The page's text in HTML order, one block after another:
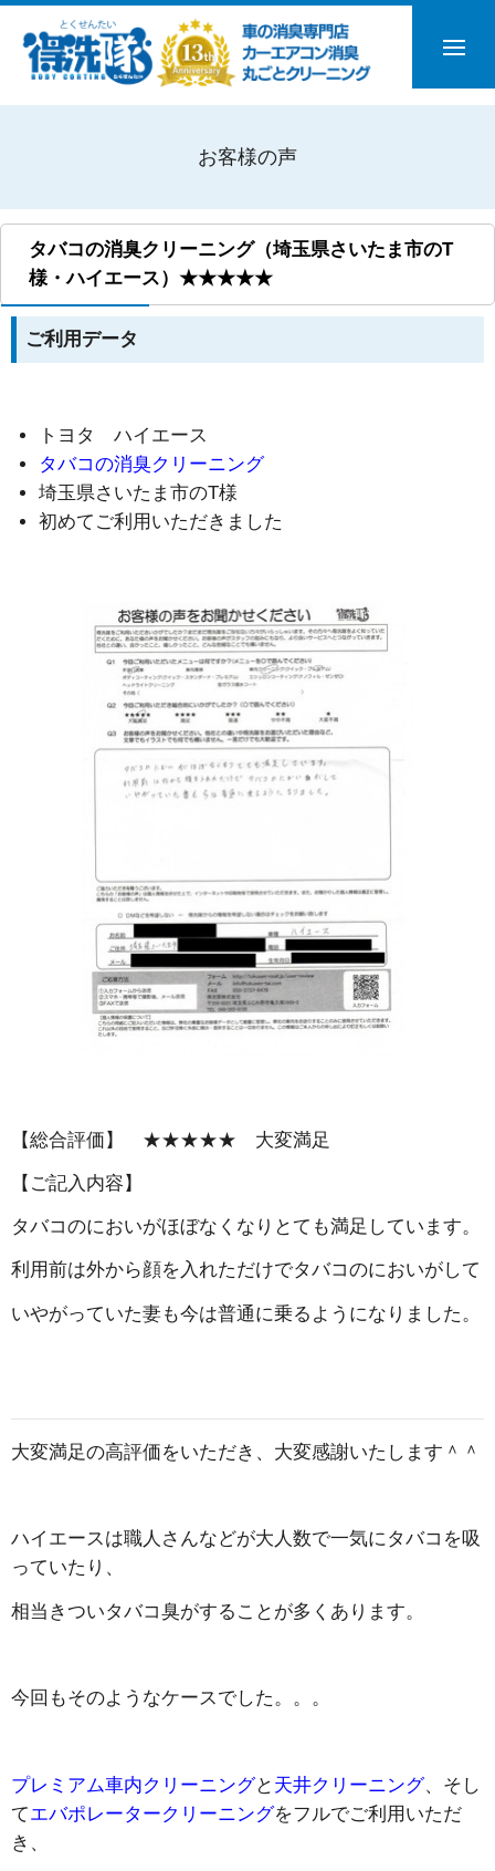
お客様の声
タバコの消臭クリーニング（埼玉県さいたま市のT
様・ハイエース）★★★★★
ご利用データ
トヨタ ハイエース
タバコの消臭クリーニング
埼玉県さいたま市のT様
初めてご利用いただきました
【総合評価】 ★★★★★ 大変満足
【ご記入内容】
タバコのにおいがほぼなくなりとても満足しています。
利用前は外から顔を入れただけでタバコのにおいがして
いやがっていた妻も今は普通に乗るようになりました。
大変満足の高評価をいただき、大変感謝いたします＾＾
ハイエースは職人さんなどが大人数で一気にタバコを吸
っていたり、
相当きついタバコ臭がすることが多くあります。
今回もそのようなケースでした。。。
プレミアム車内クリーニングと 天井クリーニング、そし
てエバポレータークリーニングをフルでご利用いただ
き、